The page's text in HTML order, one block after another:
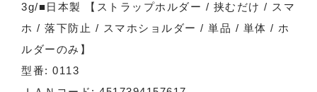
3g/■日本製 【ストラップホルダー / 挟むだけ / スマ
ホ / 落下防止 / スマホショルダー / 単品 / 単体 / ホ
ルダーのみ】
型番: 0113